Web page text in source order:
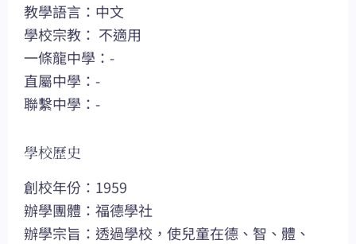
教學語言：中文
學校宗教： 不適用
一條龍中學：-
直屬中學：-
聯繫中學：-
學校歷史
創校年份：1959
辦學團體：福德學社
辦學宗旨：透過學校，使兒童在德、智、體、